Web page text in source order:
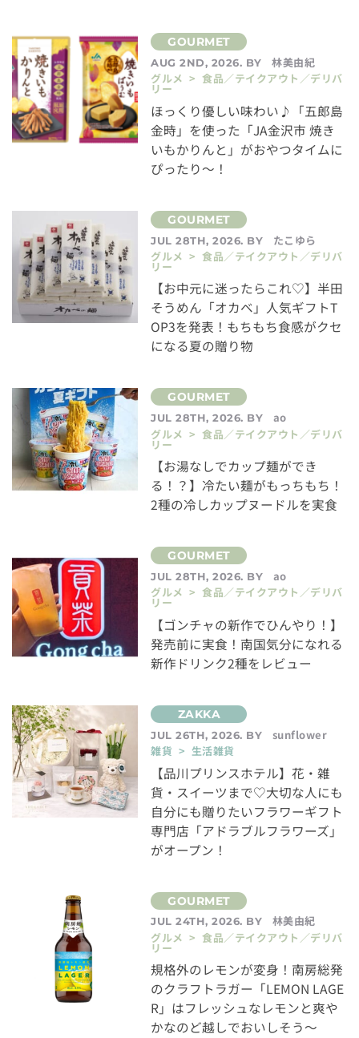
AUG 2ND, 2026. BY
林美由紀
グルメ > 食品／テイクアウト／デリバ
リー
ほっくり優しい味わい♪「五郎島
金時」を使った「JA金沢市 焼き
いもかりんと」がおやつタイムに
ぴったり～！
JUL 28TH, 2026. BY
たこゆら
グルメ > 食品／テイクアウト／デリバ
リー
【お中元に迷ったらこれ♡】半田
そうめん「オカベ」人気ギフトT
OP3を発表！もちもち食感がクセ
になる夏の贈り物
JUL 28TH, 2026. BY
ao
グルメ > 食品／テイクアウト／デリバ
リー
【お湯なしでカップ麺ができ
る！？】冷たい麺がもっちもち！
2種の冷しカップヌードルを実食
JUL 28TH, 2026. BY
ao
グルメ > 食品／テイクアウト／デリバ
リー
【ゴンチャの新作でひんやり！】
発売前に実食！南国気分になれる
新作ドリンク2種をレビュー
JUL 26TH, 2026. BY
sunflower
雑貨 > 生活雑貨
【品川プリンスホテル】花・雑
貨・スイーツまで♡大切な人にも
自分にも贈りたいフラワーギフト
専門店「アドラブルフラワーズ」
がオープン！
JUL 24TH, 2026. BY
林美由紀
グルメ > 食品／テイクアウト／デリバ
リー
規格外のレモンが変身！南房総発
のクラフトラガー「LEMON LAGE
R」はフレッシュなレモンと爽や
かなのど越しでおいしそう～